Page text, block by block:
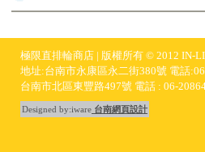
極限直排輪商店 | 版權所有 © 2012 IN-
地址:台南市永康區永二街380號 電話
台南市北區東豐路497號 電話 : 06-
Designed by:iware 台南網頁設計